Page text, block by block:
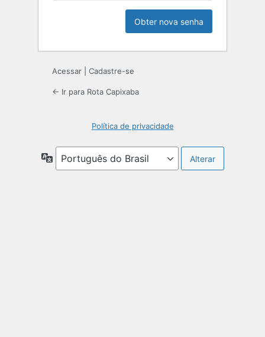
Acessar Cadastre-se
← Ir para Rota Capixaba
Política de privacidade
Idioma